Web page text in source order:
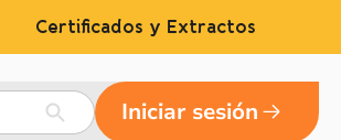
Certificados y Extractos
Iniciar sesión